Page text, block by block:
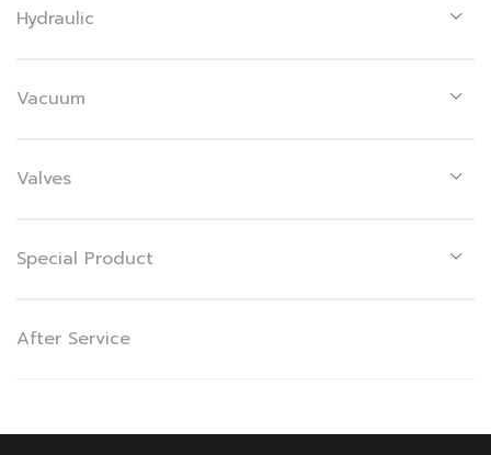
Hydraulic
Vacuum
Valves
Special Product
After Service